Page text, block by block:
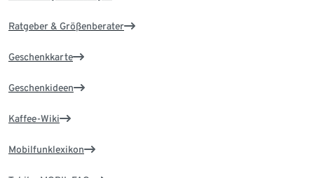
Ratgeber & Größenberater
Geschenkkarte
Geschenkideen
Kaffee-Wiki
Mobilfunklexikon